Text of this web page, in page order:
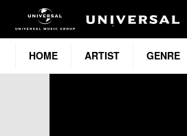
HOME ARTIST GENRE